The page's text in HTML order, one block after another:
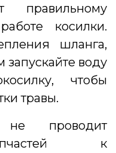
правильному
косилки.
шланга,
запускайте воду
чтобы
травы.
проводит
к